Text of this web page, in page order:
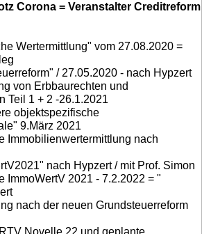
Corona = Veranstalter Creditreform
Wertermittlung" vom 27.08.2020 =
/ 27.05.2020 - nach Hypzert
von Erbbaurechten und
Teil 1 + 2 -26.1.2021
objektspezifische
9.März 2021
Immobilienwertermittlung nach
nach Hypzert / mit Prof. Simon
ImmoWertV 2021 - 7.2.2022 = "
nach der neuen Grundsteuerreform